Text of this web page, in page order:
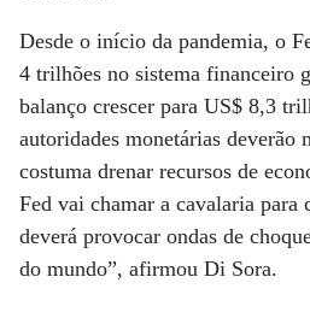
Desde o início da pandemia, o
4 trilhões no sistema financeiro
balanço crescer para US$ 8,3
autoridades monetárias deverão
costuma drenar recursos de
Fed vai chamar a cavalaria para
deverá provocar ondas de
do mundo”, afirmou Di Sora.